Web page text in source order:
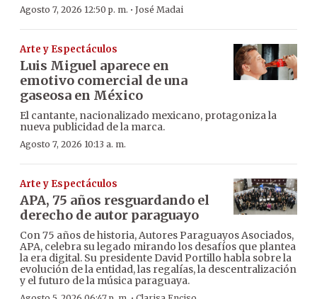
Agosto 7, 2026 12:50 p. m. · José Madai
Arte y Espectáculos
Luis Miguel aparece en
emotivo comercial de una
gaseosa en México
El cantante, nacionalizado mexicano, protagoniza la
nueva publicidad de la marca.
Agosto 7, 2026 10:13 a. m.
Arte y Espectáculos
APA, 75 años resguardando el
derecho de autor paraguayo
Con 75 años de historia, Autores Paraguayos Asociados,
APA, celebra su legado mirando los desafíos que plantea
la era digital. Su presidente David Portillo habla sobre la
evolución de la entidad, las regalías, la descentralización
y el futuro de la música paraguaya.